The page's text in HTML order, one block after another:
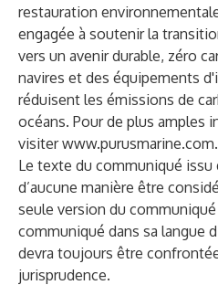
restauration
engagée à soutenir la
vers un avenir durable, zéro
navires et des équipements
réduisent les émissions de
océans. Pour de plus amples
visiterwww.purusmarine.com.
Le texte du communiqué
d’aucune manière être
seule version du
communiqué dans sa langue
devra toujours être
jurisprudence.